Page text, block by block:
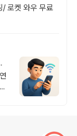
/ 로켓 와우 무료